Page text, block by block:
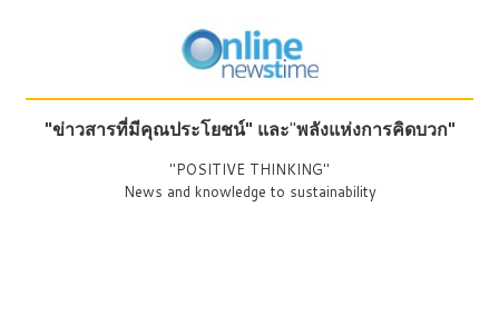
"ข่าวสารที่มีคุณประโยชน์" และ"พลังแห่งการคิดบวก"
"POSITIVE THINKING"
News and knowledge to sustainability